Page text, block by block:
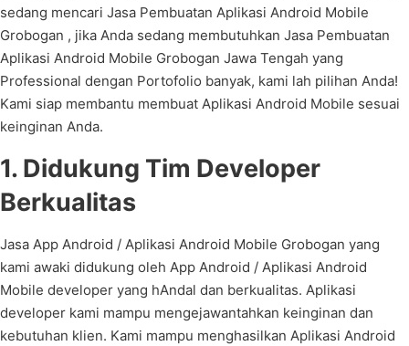
sedang mencari Jasa Pembuatan Aplikasi Android Mobile
Grobogan , jika Anda sedang membutuhkan Jasa Pembuatan
Aplikasi Android Mobile Grobogan Jawa Tengah yang
Professional dengan Portofolio banyak, kami lah pilihan Anda!
Kami siap membantu membuat Aplikasi Android Mobile sesuai
keinginan Anda.
1. Didukung Tim Developer
Berkualitas
Jasa App Android / Aplikasi Android Mobile Grobogan yang
kami awaki didukung oleh App Android / Aplikasi Android
Mobile developer yang hAndal dan berkualitas. Aplikasi
developer kami mampu mengejawantahkan keinginan dan
kebutuhan klien. Kami mampu menghasilkan Aplikasi Android